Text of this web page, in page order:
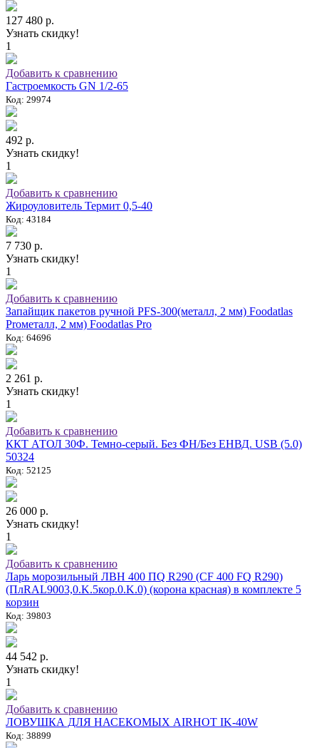
127 480 р.
Узнать скидку!
1
Добавить к сравнению
Гастроемкость GN 1/2-65
Код: 29974
492 р.
Узнать скидку!
1
Добавить к сравнению
Жироуловитель Термит 0,5-40
Код: 43184
7 730 р.
Узнать скидку!
1
Добавить к сравнению
Запайщик пакетов ручной PFS-300(металл, 2 мм) Foodatlas
Proметалл, 2 мм) Foodatlas Pro
Код: 64696
2 261 р.
Узнать скидку!
1
Добавить к сравнению
ККТ АТОЛ 30Ф. Темно-серый. Без ФН/Без ЕНВД. USB (5.0)
50324
Код: 52125
26 000 р.
Узнать скидку!
1
Добавить к сравнению
Ларь морозильный ЛВН 400 ПQ R290 (СF 400 FQ R290)
(ПлRAL9003,0.K.5кор.0.K.0) (корона красная) в комплекте 5
корзин
Код: 39803
44 542 р.
Узнать скидку!
1
Добавить к сравнению
ЛОВУШКА ДЛЯ НАСЕКОМЫХ AIRHOT IK-40W
Код: 38899